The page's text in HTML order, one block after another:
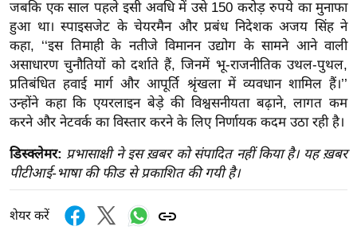
ल
श
ख्सि
य
त
यं
इं
डि
जबकि एक साल पहले इसी अवधि में उसे 150 करोड़ रुपये का मुनाफा
हुआ था। स्पाइसजेट के चेयरमैन और प्रबंध निदेशक अजय सिंह ने
कहा, ‘‘इस तिमाही के नतीजे विमानन उद्योग के सामने आने वाली
असाधारण चुनौतियों को दर्शाते हैं, जिनमें भू-राजनीतिक उथल-पुथल,
प्रतिबंधित हवाई मार्ग और आपूर्ति श्रृंखला में व्यवधान शामिल हैं।’’
उन्होंने कहा कि एयरलाइन बेड़े की विश्वसनीयता बढ़ाने, लागत कम
करने और नेटवर्क का विस्तार करने के लिए निर्णायक कदम उठा रही है।
डिस्क्लेमर: प्रभासाक्षी ने इस ख़बर को संपादित नहीं किया है। यह ख़बर
पीटीआई-भाषा की फीड से प्रकाशित की गयी है।
शेयर करें